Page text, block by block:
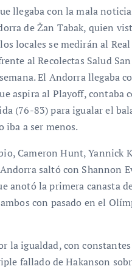
llegaba con la mala
de Žan Tabak, quien
locales se medirán al
al Recolectas Salud
El Andorra llegaba
aspira al Playoff, contaba
(76-83) para igualar el
iba a ser menos.
Cameron Hunt, Yannick
saltó con Shannon
anotó la primera canasta
con pasado en el
la igualdad, con
fallado de Hakanson